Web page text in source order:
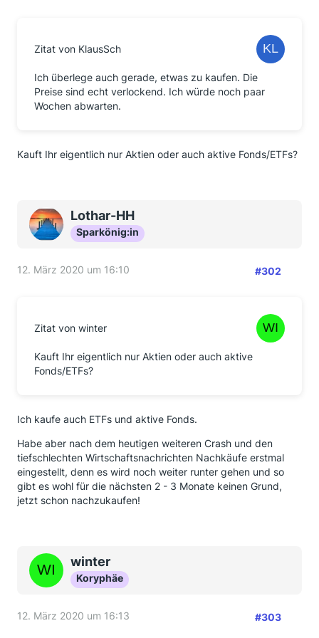
Zitat von KlausSch
Ich überlege auch gerade, etwas zu kaufen. Die
Preise sind echt verlockend. Ich würde noch paar
Wochen abwarten.
Kauft Ihr eigentlich nur Aktien oder auch aktive Fonds/ETFs?
Lothar-HH
Sparkönig:in
12. März 2020 um 16:10 #302
Zitat von winter
Kauft Ihr eigentlich nur Aktien oder auch aktive
Fonds/ETFs?
Ich kaufe auch ETFs und aktive Fonds.
Habe aber nach dem heutigen weiteren Crash und den
tiefschlechten Wirtschaftsnachrichten Nachkäufe erstmal
eingestellt, denn es wird noch weiter runter gehen und so
gibt es wohl für die nächsten 2 - 3 Monate keinen Grund,
jetzt schon nachzukaufen!
winter
Koryphäe
12. März 2020 um 16:13 #303